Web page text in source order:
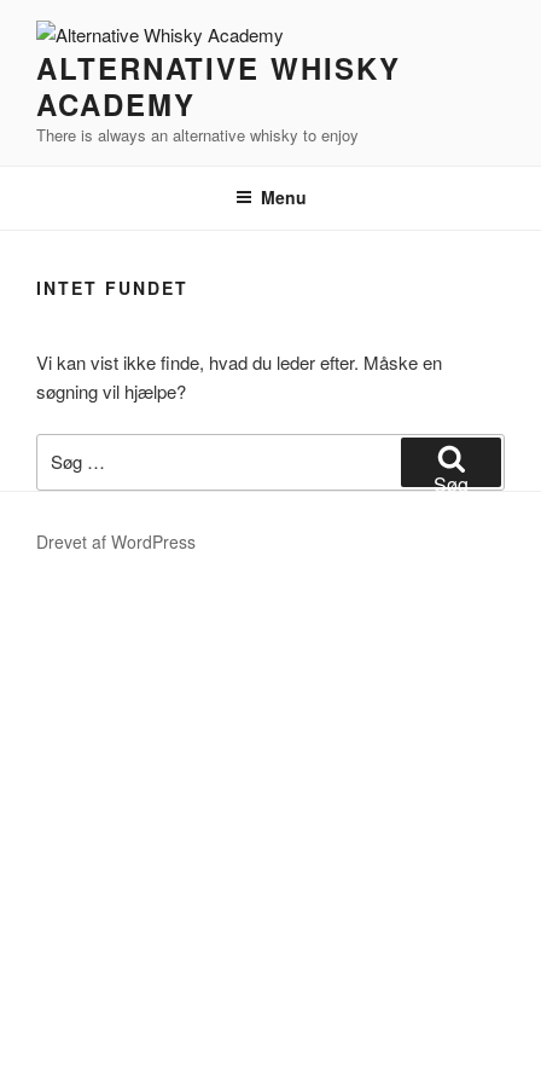
indholdALTERNATIVE WHISKY
ACADEMY
There is always an alternative whisky to enjoy
Menu
INTET FUNDET
Vi kan vist ikke finde, hvad du leder efter. Måske en
søgning vil hjælpe?
efter:
Søg
Drevet af WordPress